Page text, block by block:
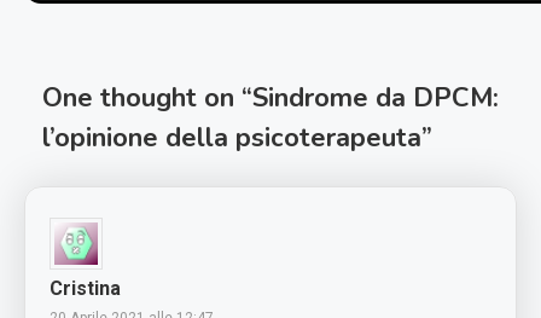
One thought on “Sindrome da DPCM:
l’opinione della psicoterapeuta”
Cristina